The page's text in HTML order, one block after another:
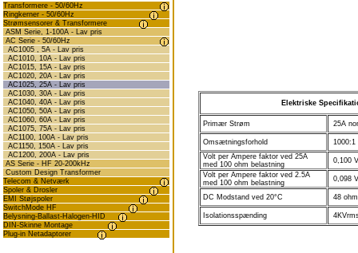
Transformere - 50/60Hz
Ringkerner - 50/60Hz
Strømsensorer & Transformere
ASM Serie, 1-100A - Lav pris
AC Serie - 50/60Hz
AC1005 , 5A - Lav pris
AC1010, 10A - Lav pris
AC1015, 15A - Lav pris
AC1020, 20A - Lav pris
AC1025, 25A - Lav pris
AC1030, 30A - Lav pris
AC1040, 40A - Lav pris
AC1050, 50A - Lav pris
AC1060, 60A - Lav pris
AC1075, 75A - Lav pris
AC1100, 100A - Lav pris
AC1150, 150A - Lav pris
AC1200, 200A - Lav pris
AS Serie - HF 20-200kHz
Custom Design Transformer
Telecom & Netværk
Spoler & Drosler
EMI Støjspoler
SwitchMode HF
Belysning-Ballast-Halogen-HID
DIN-Skinne Montage
Plug-in Netadaptorer
Elektriske
Primær Strøm 25A
Omsætningsforhold
1000:1
Volt per Ampere faktor ved 25A
med 100 ohm belastning
0,100
Volt per Ampere faktor ved 2.5A
med 100 ohm belastning
0,098
DC Modstand ved 20°C 48 ohm
Isolationsspænding